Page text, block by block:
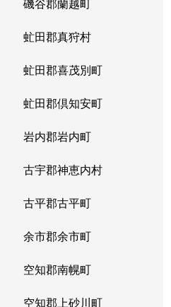
虻田郡真狩村
虻田郡喜茂別町
虻田郡倶知安町
岩内郡岩内町
古宇郡神恵内村
古平郡古平町
余市郡余市町
空知郡南幌町
空知郡上砂川町